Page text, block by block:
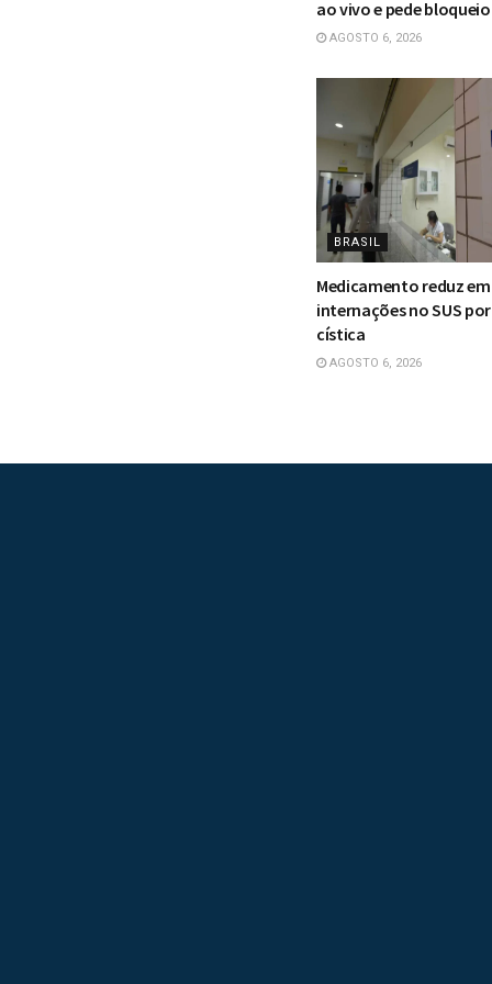
ao vivo e pede
AGOSTO 6, 2026
BRASIL
Medicamento reduz
internações no SUS
cística
AGOSTO 6, 2026